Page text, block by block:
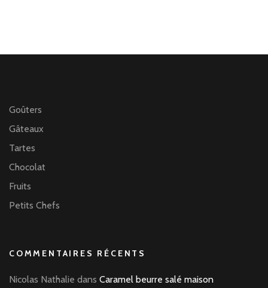
Goûters
Gâteaux
Tartes
Chocolat
Fruits
Petits Chefs
COMMENTAIRES RÉCENTS
Nicolas Nathalie dans Caramel beurre salé maison